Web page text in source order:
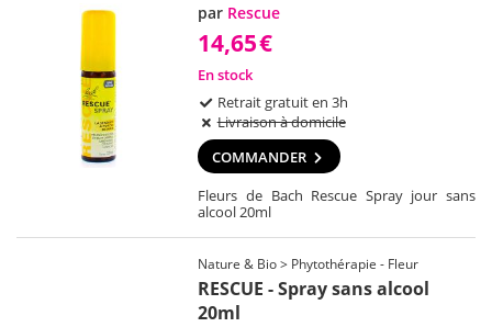
par Rescue
14,65€
En stock
Retrait gratuit en 3h
Livraison à domicile
COMMANDER
Fleurs de Bach Rescue Spray jour sans
alcool 20ml
Nature & Bio > Phytothérapie - Fleur
RESCUE - Spray sans alcool
20ml